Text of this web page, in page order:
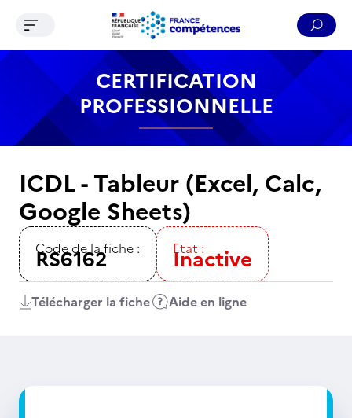
Contenu Recherche Menu Pied de page
Ouvrir le menu de navigation
CERTIFICATION
PROFESSIONNELLE
ICDL - Tableur (Excel, Calc,
Google Sheets)
Code de la fiche :
RS6162 Etat :
Inactive
Télécharger la fiche Aide en ligne